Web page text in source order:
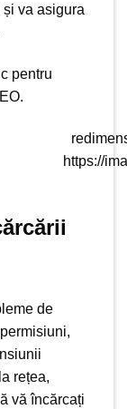
va asigura
pentru
https://
de
rețea,
vă încărcați